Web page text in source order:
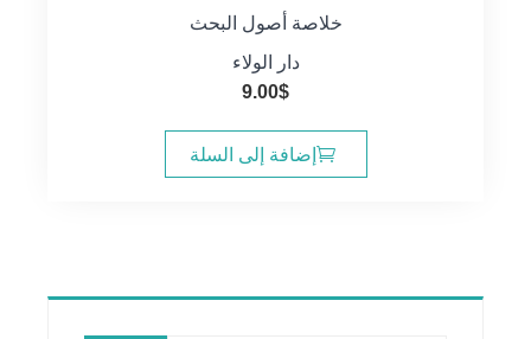
خلاصة أصول البحث
دار الولاء
9.00$
إضافة إلى السلة